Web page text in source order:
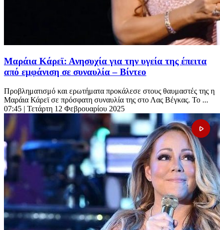
Μαράια Κάρεϊ: Ανησυχία για την υγεία της έπειτα
από εμφάνιση σε συναυλία – Βίντεο
Προβληματισμό και ερωτήματα προκάλεσε στους θαυμαστές της η
Μαράια Κάρεϊ σε πρόσφατη συναυλία της στο Λας Βέγκας. Το ...
07:45 | Τετάρτη 12 Φεβρουαρίου 2025